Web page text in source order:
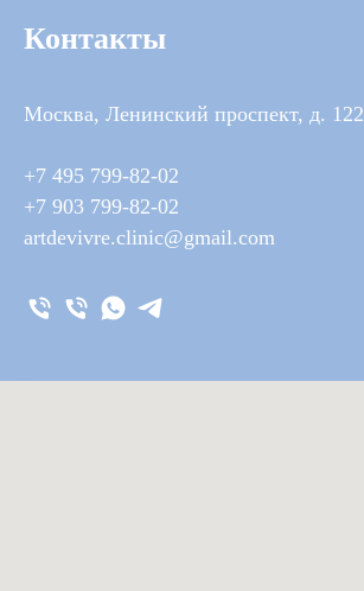
Контакты
Москва, Ленинский проспект, д. 122
+7 495 799-82-02
+7 903 799-82-02
artdevivre.clinic@gmail.com